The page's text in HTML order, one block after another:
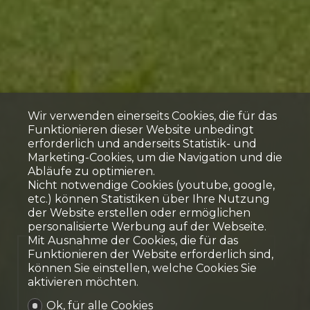
Verkauft
Einfamilienhaus
Wir verwenden einerseits Cookies, die für das
Funktionieren dieser Website unbedingt
erforderlich und anderseits Statistik- und
Marketing-Cookies, um die Navigation und die
Abläufe zu optimieren.
Nicht notwendige Cookies (youtube, google,
etc.) können Statistiken über Ihre Nutzung
der Website erstellen oder ermöglichen
personalisierte Werbung auf der Webseite.
Mit Ausnahme der Cookies, die für das
Funktionieren der Website erforderlich sind,
können Sie einstellen, welche Cookies Sie
aktivieren möchten.
Ok, für alle Cookies